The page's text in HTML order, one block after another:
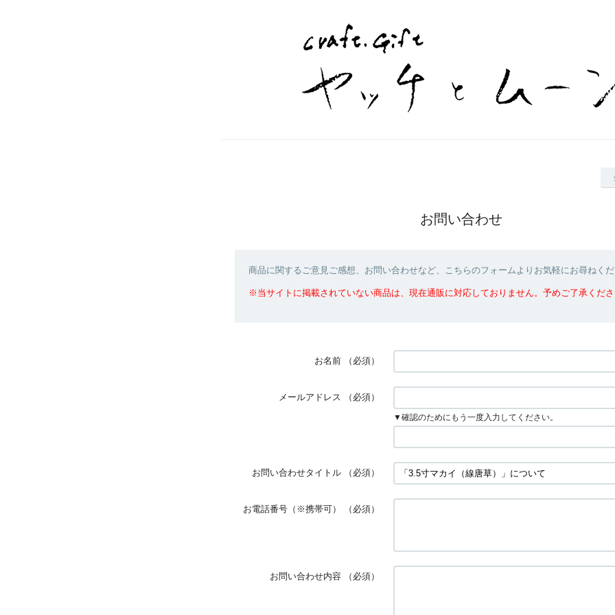
お問い合わせ
商品に関するご意見ご感想、お問い合わせなど、こちらのフォームよりお気軽にお尋ねくだ
※当サイトに掲載されていない商品は、現在通販に対応しておりません。予めご了承くださ
お名前 （必須）
メールアドレス （必須）
▼確認のためにもう一度入力してください。
お問い合わせタイトル （必須）
お電話番号（※携帯可） （必須）
お問い合わせ内容 （必須）